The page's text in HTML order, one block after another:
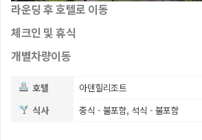
라운딩 후 호텔로 이동
체크인 및 휴식
개별차량이동
호텔
아덴힐리조트
식사
중식 - 불포함, 석식 - 불포함